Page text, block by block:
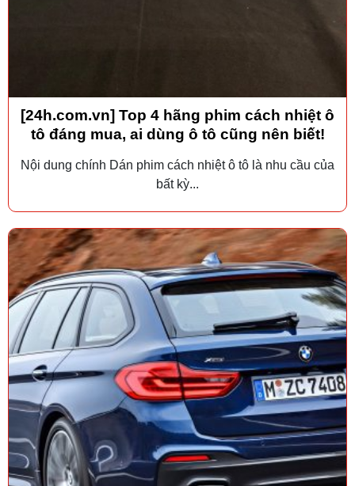
[24h.com.vn] Top 4 hãng phim cách nhiệt ô
tô đáng mua, ai dùng ô tô cũng nên biết!
Nội dung chính Dán phim cách nhiệt ô tô là nhu cầu của
bất kỳ...